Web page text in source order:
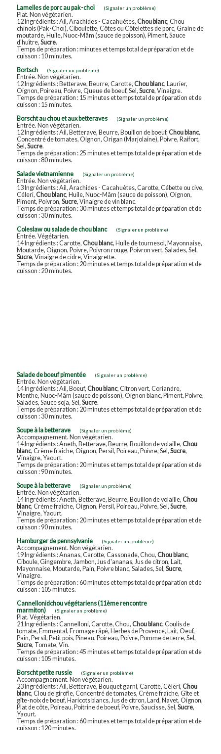
Lamelles de porc au pak-choï
(Signaler un problème)
Plat. Non végétarien.
12 Ingrédients : Ail, Arachides - Cacahuètes, Chou blanc, Chou
chinois (Pak-Choï), Ciboulette, Côtes ou Côtelettes de porc, Graine de
moutarde, Huile, Nuoc-Mâm (sauce de poisson), Piment, Sauce
d'huître, Sucre.
Temps de préparation : minutes et temps total de préparation et de
cuisson : 10 minutes.
Bortsch
(Signaler un problème)
Entrée. Non végétarien.
12 Ingrédients : Betterave, Beurre, Carotte, Chou blanc, Laurier,
Oignon, Poireau, Poivre, Queue de boeuf, Sel, Sucre, Vinaigre.
Temps de préparation : 15 minutes et temps total de préparation et de
cuisson : 15 minutes.
Borscht au chou et aux betteraves
(Signaler un problème)
Entrée. Non végétarien.
12 Ingrédients : Ail, Betterave, Beurre, Bouillon de boeuf, Chou blanc,
Concentré de tomates, Oignon, Origan (Marjolaine), Poivre, Raifort,
Sel, Sucre.
Temps de préparation : 25 minutes et temps total de préparation et de
cuisson : 80 minutes.
Salade vietnamienne
(Signaler un problème)
Entrée. Non végétarien.
13 Ingrédients : Ail, Arachides - Cacahuètes, Carotte, Cébette ou cive,
Céleri, Chou blanc, Huile, Nuoc-Mâm (sauce de poisson), Oignon,
Piment, Poivron, Sucre, Vinaigre de vin blanc.
Temps de préparation : 30 minutes et temps total de préparation et de
cuisson : 30 minutes.
Coleslaw ou salade de chou blanc
(Signaler un problème)
Entrée. Végétarien.
14 Ingrédients : Carotte, Chou blanc, Huile de tournesol, Mayonnaise,
Moutarde, Oignon, Poivre, Poivron rouge, Poivron vert, Salades, Sel,
Sucre, Vinaigre de cidre, Vinaigrette.
Temps de préparation : 20 minutes et temps total de préparation et de
cuisson : 20 minutes.
Salade de boeuf pimentée (Signaler un problème)
Entrée. Non végétarien.
14 Ingrédients : Ail, Boeuf, Chou blanc, Citron vert, Coriandre,
Menthe, Nuoc-Mâm (sauce de poisson), Oignon blanc, Piment, Poivre,
Salades, Sauce soja, Sel, Sucre.
Temps de préparation : 20 minutes et temps total de préparation et de
cuisson : 30 minutes.
Soupe à la betterave
(Signaler un problème)
Accompagnement. Non végétarien.
14 Ingrédients : Aneth, Betterave, Beurre, Bouillon de volaille, Chou
blanc, Crème fraîche, Oignon, Persil, Poireau, Poivre, Sel, Sucre,
Vinaigre, Yaourt.
Temps de préparation : 20 minutes et temps total de préparation et de
cuisson : 90 minutes.
Soupe à la betterave
(Signaler un problème)
Entrée. Non végétarien.
14 Ingrédients : Aneth, Betterave, Beurre, Bouillon de volaille, Chou
blanc, Crème fraîche, Oignon, Persil, Poireau, Poivre, Sel, Sucre,
Vinaigre, Yaourt.
Temps de préparation : 20 minutes et temps total de préparation et de
cuisson : 90 minutes.
Hamburger de pennsylvanie
(Signaler un problème)
Accompagnement. Non végétarien.
19 Ingrédients : Ananas, Carotte, Cassonade, Chou, Chou blanc,
Ciboule, Gingembre, Jambon, Jus d'ananas, Jus de citron, Lait,
Mayonnaise, Moutarde, Pain, Poivre blanc, Salades, Sel, Sucre,
Vinaigre.
Temps de préparation : 60 minutes et temps total de préparation et de
cuisson : 105 minutes.
Cannellonidchou végétariens (11ème rencontre
marmiton)
(Signaler un problème)
Plat. Végétarien.
21 Ingrédients : Cannelloni, Carotte, Chou, Chou blanc, Coulis de
tomate, Emmental, Fromage râpé, Herbes de Provence, Lait, Oeuf,
Pain, Persil, Petit pois, Pineau, Poireau, Poivre, Pomme de terre, Sel,
Sucre, Tomate, Vin.
Temps de préparation : 45 minutes et temps total de préparation et de
cuisson : 105 minutes.
Borscht petite russie
(Signaler un problème)
Accompagnement. Non végétarien.
23 Ingrédients : Ail, Betterave, Bouquet garni, Carotte, Céleri, Chou
blanc, Clou de girofle, Concentré de tomates, Crème fraîche, Gîte et
gîte-noix de boeuf, Haricots blancs, Jus de citron, Lard, Navet, Oignon,
Plat de côte, Poireau, Poitrine de boeuf, Poivre, Saucisse, Sel, Sucre,
Yaourt.
Temps de préparation : 60 minutes et temps total de préparation et de
cuisson : 120 minutes.